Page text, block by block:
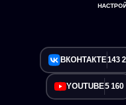
ВКОНТАКТЕ143
YOUTUBE5 160